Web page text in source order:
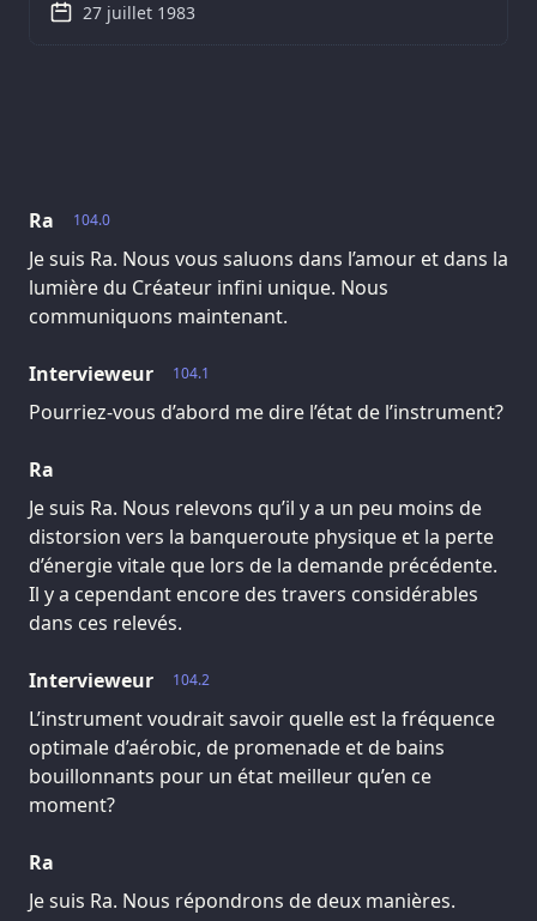
104.0
Ra
Je suis Ra. Nous vous saluons dans l’amour et dans la
lumière du Créateur infini unique. Nous
communiquons maintenant.
104.1
Intervieweur
Pourriez-vous d’abord me dire l’état de l’instrument?
Ra
Je suis Ra. Nous relevons qu’il y a un peu moins de
distorsion vers la banqueroute physique et la perte
d’énergie vitale que lors de la demande précédente.
Il y a cependant encore des travers considérables
dans ces relevés.
104.2
Intervieweur
L’instrument voudrait savoir quelle est la fréquence
optimale d’aérobic, de promenade et de bains
bouillonnants pour un état meilleur qu’en ce
moment?
Ra
Je suis Ra. Nous répondrons de deux manières.
27 juillet 1983